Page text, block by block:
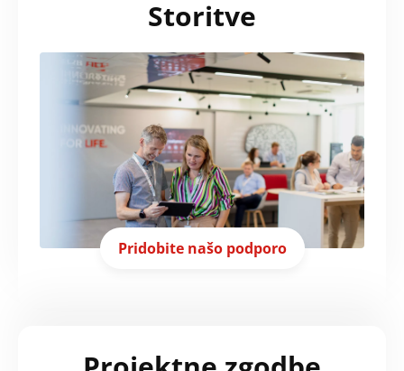
Storitve
Pridobite našo podporo